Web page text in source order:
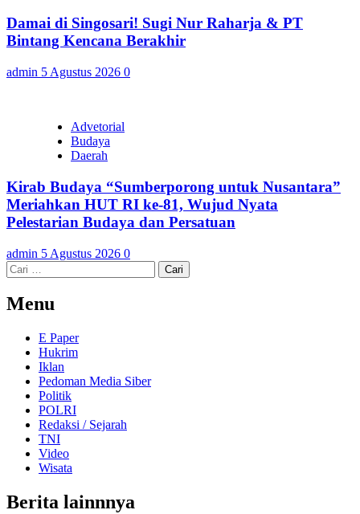
Damai di Singosari! Sugi Nur Raharja & PT
Bintang Kencana Berakhir
admin 5 Agustus 2026 0
Advetorial
Budaya
Daerah
Kirab Budaya “Sumberporong untuk Nusantara”
Meriahkan HUT RI ke-81, Wujud Nyata
Pelestarian Budaya dan Persatuan
admin 5 Agustus 2026 0
Cari
untuk:
Menu
E Paper
Hukrim
Iklan
Pedoman Media Siber
Politik
POLRI
Redaksi / Sejarah
TNI
Video
Wisata
Berita lainnnya